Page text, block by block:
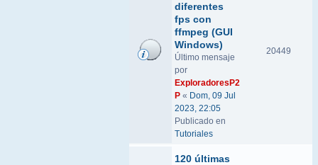
diferentes
fps con
ffmpeg (GUI
Windows)
Último mensaje
por
ExploradoresP2
P « Dom, 09 Jul
2023, 22:05
Publicado en
Tutoriales
20449
120 últimas